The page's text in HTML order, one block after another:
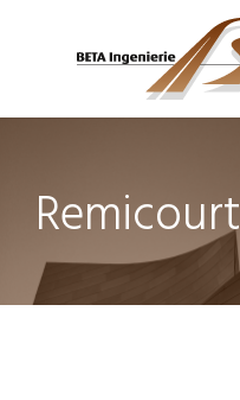
Remicourt